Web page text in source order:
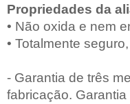
Propriedades da
• Não oxida e nem
• Totalmente
- Garantia de três
fabricação.